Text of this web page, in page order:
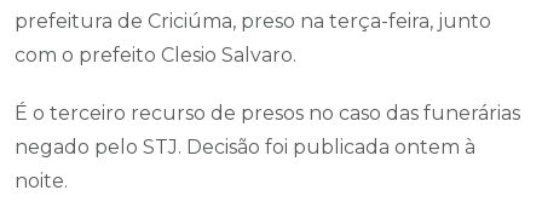
prefeitura de Criciúma, preso na terça-feira, junto
com o prefeito Clesio Salvaro.
É o terceiro recurso de presos no caso das funerárias
negado pelo STJ. Decisão foi publicada ontem à
noite.